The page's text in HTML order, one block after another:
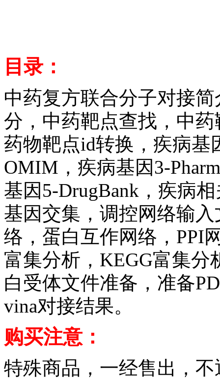
目录：
中药复方联合分子对接
分，中药靶点查找，中
药物靶点id转换，疾病基
OMIM，疾病基因3-
基因5-DrugBank，疾病
基因交集，调控网络输
络，蛋白互作网络，PPI
富集分析，KEGG富集
白受体文件准备，准备
vina对接结果。
购买注意：
特殊商品，一经售出，